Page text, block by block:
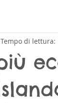
Tempo di lettura: